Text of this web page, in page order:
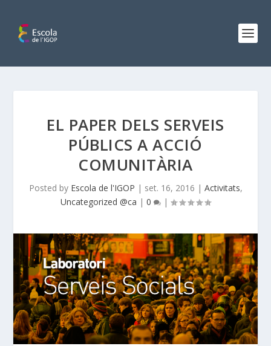
EL PAPER DELS SERVEIS
PÚBLICS A ACCIÓ
COMUNITÀRIA
Posted by Escola de l'IGOP | set. 16, 2016 | Activitats,
Uncategorized @ca | 0 |